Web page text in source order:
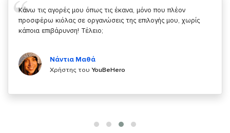
Σας ευχαριστώ που μας δίνετε την δυνατότητα να κάνουμε
κάτι!
Χρήστης τουYouBeHero